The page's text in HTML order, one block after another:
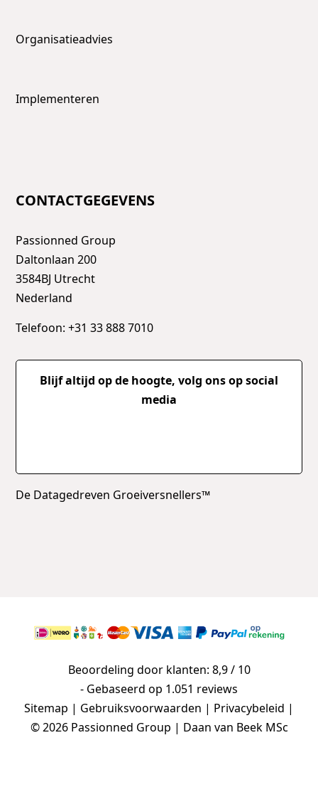
Organisatieadvies
Implementeren
CONTACTGEGEVENS
Passionned Group
Daltonlaan 200
3584BJ Utrecht
Nederland
Telefoon: +31 33 888 7010
Blijf altijd op de hoogte, volg ons op social
media
De Datagedreven Groeiversnellers™
Beoordeling door klanten: 8,9 / 10
- Gebaseerd op 1.051 reviews
Sitemap | Gebruiksvoorwaarden | Privacybeleid |
© 2026 Passionned Group | Daan van Beek MSc